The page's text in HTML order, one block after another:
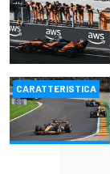
CARATTERISTICA